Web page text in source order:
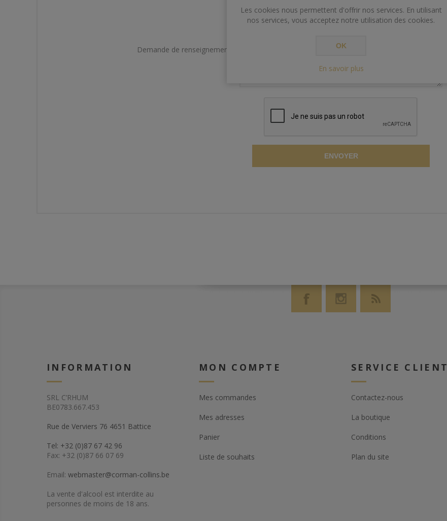
Demande de renseignements
ENVOYER
INFORMATION
SRL C’RHUM
BE0783.667.453
Rue de Verviers 76 4651 Battice
Tel: +32 (0)87 67 42 96
Fax: +32 (0)87 66 07 69
Email: webmaster@corman-collins.be
La vente d'alcool est interdite au
personnes de moins de 18 ans.
MON COMPTE
Mes commandes
Mes adresses
Panier
Liste de souhaits
SERVICE CLIENT
Contactez-nous
La boutique
Conditions
Plan du site
Les cookies nous permettent d'offrir nos services. En utilisant
nos services, vous acceptez notre utilisation des cookies.
OK
En savoir plus